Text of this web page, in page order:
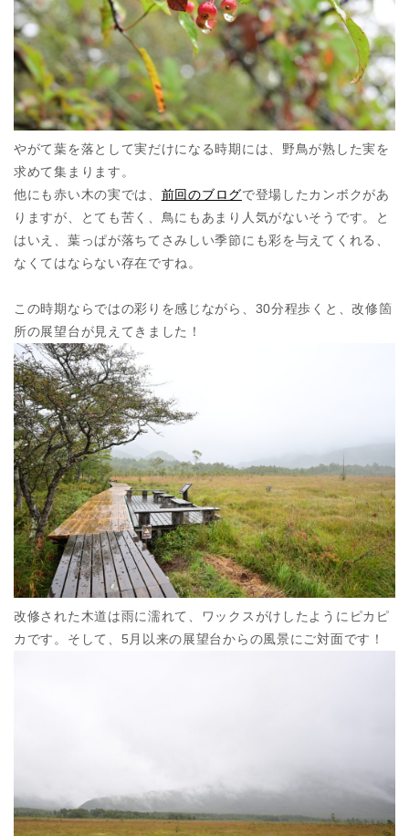
やがて葉を落として実だけになる時期には、野鳥が熟した実を
求めて集まります。
他にも赤い木の実では、 前回のブログで登場したカンボクがあ
りますが、とても苦く、鳥にもあまり人気がないそうです。と
はいえ、葉っぱが落ちてさみしい季節にも彩を与えてくれる、
なくてはならない存在ですね。
この時期ならではの彩りを感じながら、30分程歩くと、改修箇
所の展望台が見えてきました！
改修された木道は雨に濡れて、ワックスがけしたようにピカピ
カです。そして、5月以来の展望台からの風景にご対面です！